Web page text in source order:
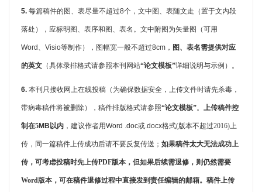
5. 每篇稿件的图、表尽量不超过8个，文中图、表随文走（置于文内段
落处），应标明图、表序和图、表名。文中附图为矢量图（可用
Word 、 Visio等制作），图幅宽一般不超过8cm ， 图、表名需提供对应
的英文 （具体录排格式请参照本刊网站“论文模板”详细说明与示例）。
6. 本刊只接收网上在线投稿（为确保数据安全，上传文件时请先杀毒，
带病毒稿件将被删除），稿件排版格式请参照“论文模板”。 上传稿件控
制在5MB以内 ，建议作者用Word .doc或.docx格式(版本不超过2016)上
传，同一篇稿件上传成功后请不要反复传送； 如果稿件太大无法成功上
传，可考虑投稿时先上传PDF版本，但如果后续需退修，则仍然需要
Word版本，可在稿件退修过程中直接发到责任编辑的邮箱。稿件上传